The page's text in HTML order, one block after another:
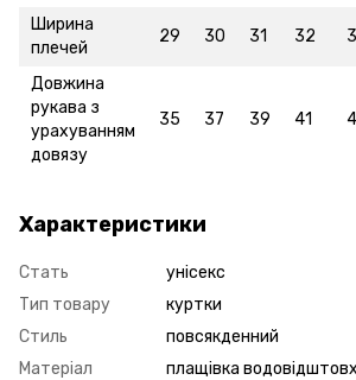
Ширина
плечей
29 30 31 32
Довжина
рукава з
урахуванням
довязу
35 37 39 41
Характеристики
Стать
унісекс
Тип товару
куртки
Стиль
повсякденний
Матеріал
плащівка